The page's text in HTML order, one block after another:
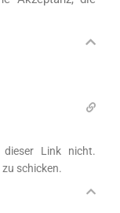
Link nicht.
zu schicken.